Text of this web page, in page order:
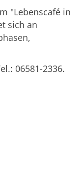
"Lebenscafé in
sich an
06581-2336.